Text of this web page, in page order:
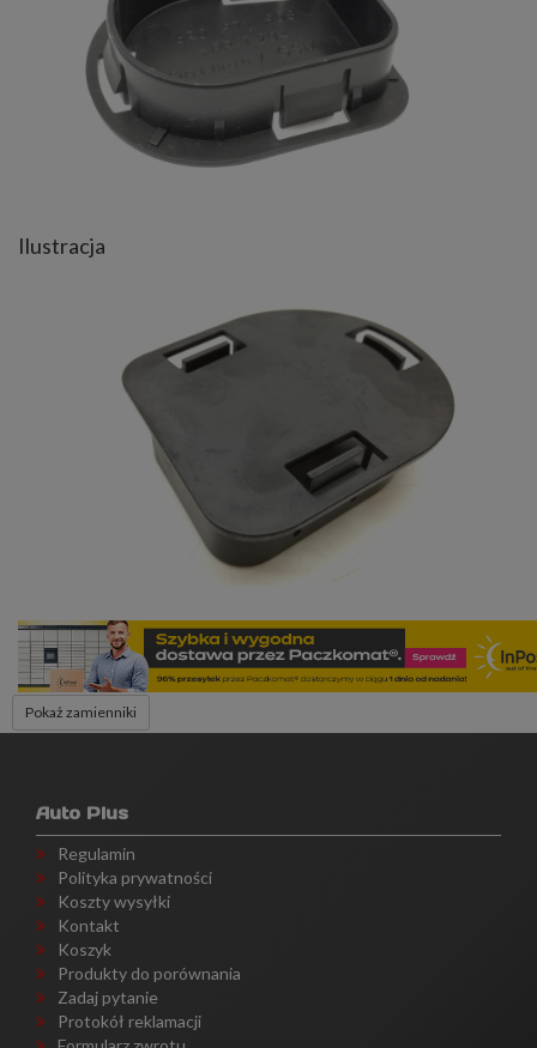
Ilustracja
Pokaż zamienniki
Auto Plus
Regulamin
Polityka prywatności
Koszty wysyłki
Kontakt
Koszyk
Produkty do porównania
Zadaj pytanie
Protokół reklamacji